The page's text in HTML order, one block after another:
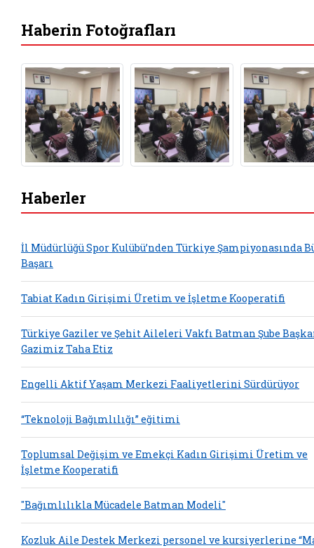
Haberin Fotoğrafları
Haberler
İl Müdürlüğü Spor Kulübü’nden Türkiye Şampiyonasında
Başarı
Tabiat Kadın Girişimi Üretim ve İşletme Kooperatifi
Türkiye Gaziler ve Şehit Aileleri Vakfı Batman Şube
Gazimiz Taha Etiz
Engelli Aktif Yaşam Merkezi Faaliyetlerini Sürdürüyor
“Teknoloji Bağımlılığı” eğitimi
Toplumsal Değişim ve Emekçi Kadın Girişimi Üretim ve
İşletme Kooperatifi
"Bağımlılıkla Mücadele Batman Modeli"
Kozluk Aile Destek Merkezi personel ve kursiyerlerine